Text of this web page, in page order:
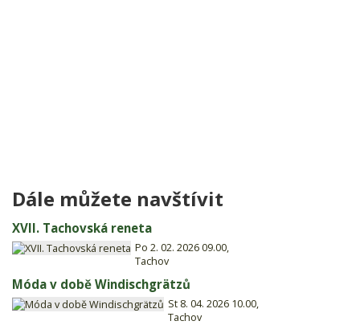
Dále můžete navštívit
XVII. Tachovská reneta
Po 2. 02. 2026 09.00,
Tachov
Móda v době Windischgrätzů
St 8. 04. 2026 10.00,
Tachov